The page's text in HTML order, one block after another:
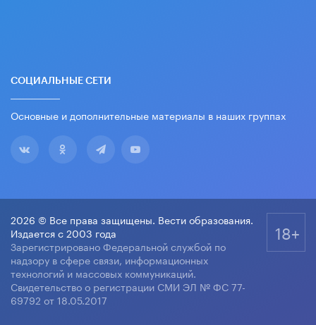
СОЦИАЛЬНЫЕ СЕТИ
Основные и дополнительные материалы в наших группах
2026 © Все права защищены. Вести образования.
Издается с 2003 года
Зарегистрировано Федеральной службой по
надзору в сфере связи, информационных
технологий и массовых коммуникаций.
Свидетельство о регистрации СМИ ЭЛ № ФС 77-
69792 от 18.05.2017
18+